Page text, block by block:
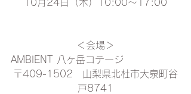
10月24日（木）10:00〜17:00
＜会場＞
AMBIENT 八ヶ岳コテージ
〒409-1502　山梨県北杜市大泉町谷
戸8741